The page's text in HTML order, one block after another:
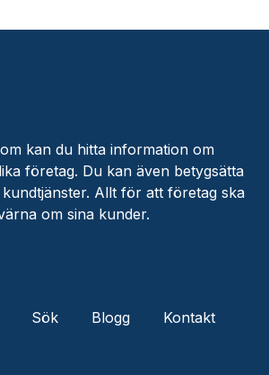
kan du hitta information om
företag. Du kan även betygsätta
Allt för att företag ska
om sina kunder.
Sök Blogg
Kontakt